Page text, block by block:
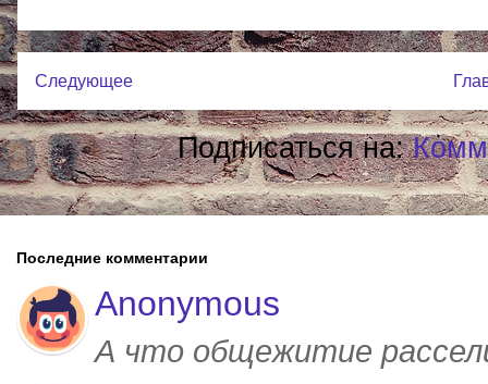
Следующее
Подписаться на:
Последние комментарии
Anonymous
А что общежитие